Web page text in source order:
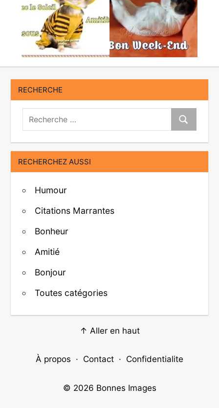
RECHERCHE
Recherche:
Recherche
RECHERCHEZ AUSSI
Humour
Citations Marrantes
Bonheur
Amitié
Bonjour
Toutes catégories
↑ Aller en haut
À propos · Contact · Confidentialite
© 2026 Bonnes Images